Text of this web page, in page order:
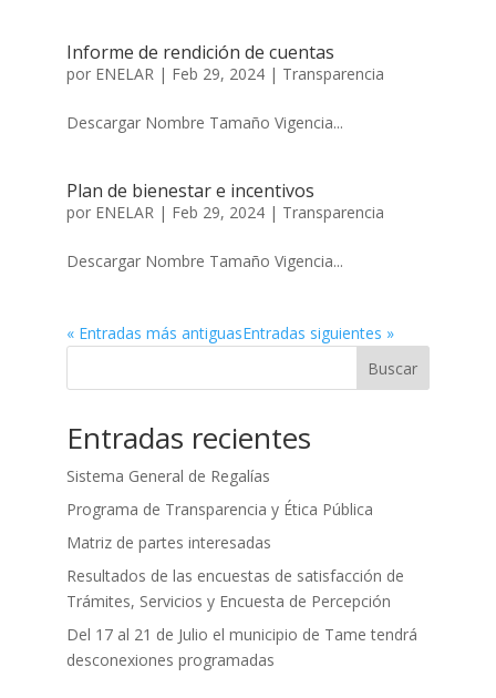
Informe de rendición de cuentas
por ENELAR| Feb 29, 2024| Transparencia
Descargar Nombre Tamaño Vigencia...
Plan de bienestar e incentivos
por ENELAR| Feb 29, 2024| Transparencia
Descargar Nombre Tamaño Vigencia...
« Entradas más antiguasEntradas siguientes »
Buscar
Entradas recientes
Sistema General de Regalías
Programa de Transparencia y Ética Pública
Matriz de partes interesadas
Resultados de las encuestas de satisfacción de
Trámites, Servicios y Encuesta de Percepción
Del 17 al 21 de Julio el municipio de Tame tendrá
desconexiones programadas